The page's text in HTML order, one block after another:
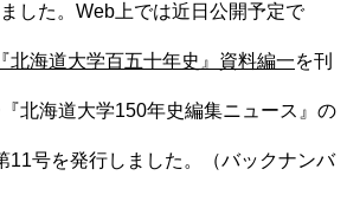
した。Web上では近日公開予定で
『北海道大学百五十年史』資料編一を刊
北海道大学150年史編集ニュース』の
を発行しました。（バックナンバ